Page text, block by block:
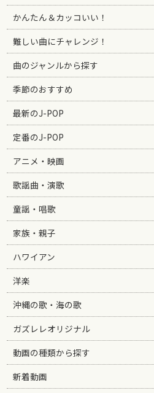
かんたん＆カッコいい！
難しい曲にチャレンジ！
曲のジャンルから探す
季節のおすすめ
最新のJ-POP
定番のJ-POP
アニメ・映画
歌謡曲・演歌
童謡・唱歌
家族・親子
ハワイアン
洋楽
沖縄の歌・海の歌
ガズレレオリジナル
動画の種類から探す
新着動画